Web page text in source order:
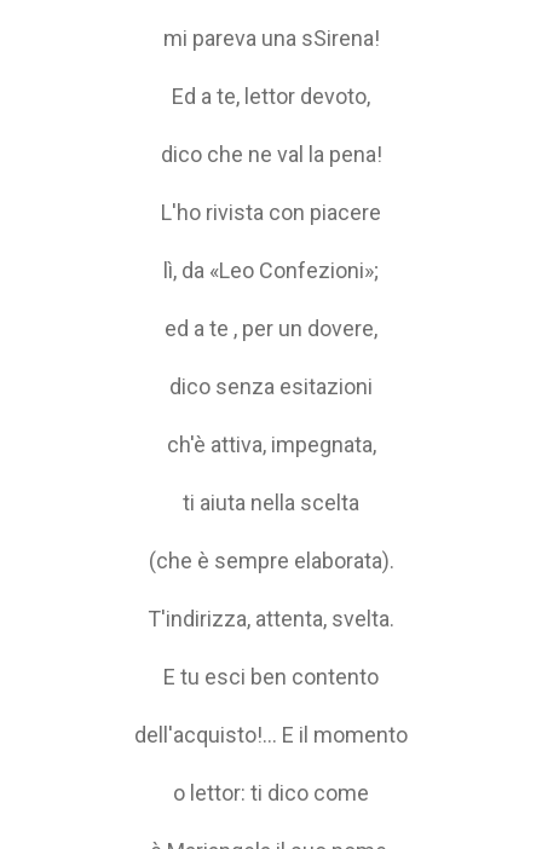
mi pareva una sSirena!
Ed a te, lettor devoto,
dico che ne val la pena!
L'ho rivista con piacere
lì, da «Leo Confezioni»;
ed a te , per un dovere,
dico senza esitazioni
ch'è attiva, impegnata,
ti aiuta nella scelta
(che è sempre elaborata).
T'indirizza, attenta, svelta.
E tu esci ben contento
dell'acquisto!... E il momento
o lettor: ti dico come